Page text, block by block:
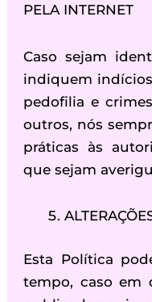
PELA INTERNET
Caso sejam
indiquem
pedofilia e
outros, nós
práticas às
que sejam
Esta Política
tempo, caso em